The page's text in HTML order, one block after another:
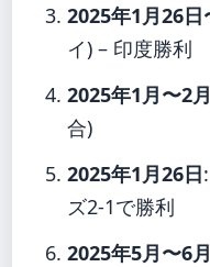
2025年1月26日
イ) – 印度勝利
2025年1月〜2月
合)
2025年1月26日
ズ2-1で勝利
2025年5月〜6月